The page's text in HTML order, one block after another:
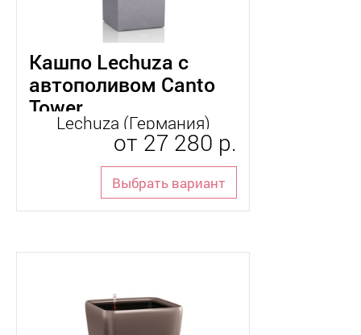
напольные
настольные
плетеное
уличные
Кашпо Lechuza с
автополивом Canto
Tower
Lechuza (Германия)
от 27 280 р.
Выбрать вариант